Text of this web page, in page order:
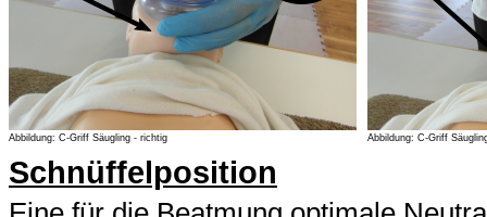
Abbildung: C-Griff Säugling - richtig Abbildung: C-Griff
Schnüffelposition